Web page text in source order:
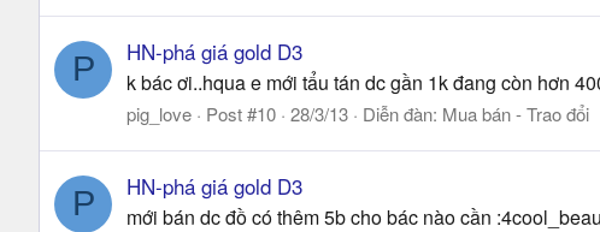
P HN-phá giá gold D3
k bác ơi..hqua e mới tẩu tán dc gần 1k đang còn hơn
pig_love Post #10 28/3/13 Diễn đàn: Mua bán - Trao đổi
P HN-phá giá gold D3
mới bán dc đồ có thêm 5b cho bác nào cần